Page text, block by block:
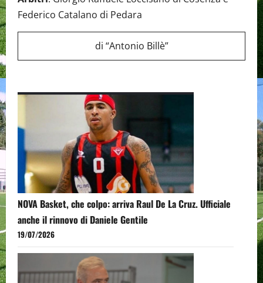
Federico Catalano di Pedara
di “Antonio Billè”
NOVA Basket, che colpo: arriva Raul De La Cruz. Ufficiale
anche il rinnovo di Daniele Gentile
19/07/2026